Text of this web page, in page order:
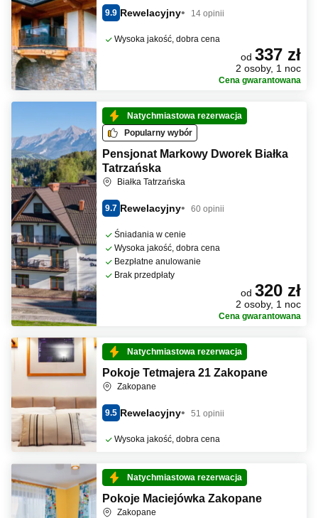
9.9 Rewelacyjny 14 opinii
Wysoka jakość, dobra cena
od 337 zł
2 osoby, 1 noc
Cena gwarantowana
Natychmiastowa rezerwacja
Popularny wybór
Pensjonat Markowy Dworek Białka
Tatrzańska
Białka Tatrzańska
9.7 Rewelacyjny 60 opinii
Śniadania w cenie
Wysoka jakość, dobra cena
Bezpłatne anulowanie
Brak przedpłaty
od 320 zł
2 osoby, 1 noc
Cena gwarantowana
Natychmiastowa rezerwacja
Pokoje Tetmajera 21 Zakopane
Zakopane
9.5 Rewelacyjny 51 opinii
Wysoka jakość, dobra cena
Natychmiastowa rezerwacja
Pokoje Maciejówka Zakopane
Zakopane